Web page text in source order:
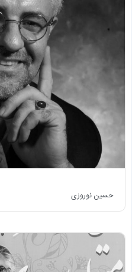
حسین نوروزی